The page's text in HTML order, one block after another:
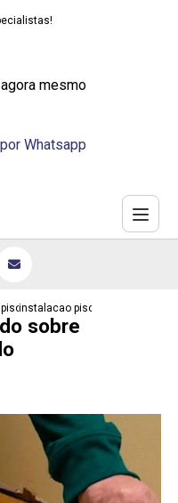
mesmo
Whatsapp
eucafloor click
instalacao piso laminado sobre
sobre